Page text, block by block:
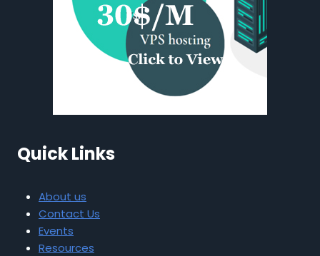
Quick Links
About us
Contact Us
Events
Resources